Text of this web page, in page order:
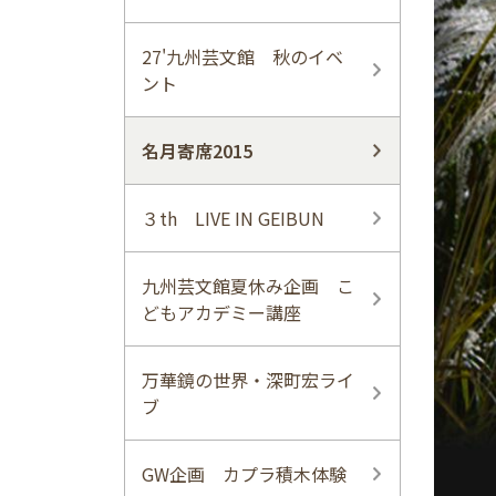
27'九州芸文館 秋のイベ
ント
名月寄席2015
３th LIVE IN GEIBUN
九州芸文館夏休み企画 こ
どもアカデミー講座
万華鏡の世界・深町宏ライ
ブ
GW企画 カプラ積木体験